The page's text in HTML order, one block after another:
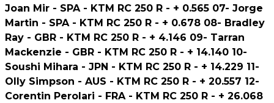
Joan Mir - SPA - KTM RC 250 R - + 0.565 07- Jorge
Martin - SPA - KTM RC 250 R - + 0.678 08- Bradley
Ray - GBR - KTM RC 250 R - + 4.146 09- Tarran
Mackenzie - GBR - KTM RC 250 R - + 14.140 10-
Soushi Mihara - JPN - KTM RC 250 R - + 14.229 11-
Olly Simpson - AUS - KTM RC 250 R - + 20.557 12-
Corentin Perolari - FRA - KTM RC 250 R - + 26.068